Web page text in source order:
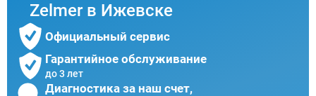
Zelmer в Ижевске
Официальный сервис
Гарантийное обслуживание
до 3 лет
Диагностика за наш счет,